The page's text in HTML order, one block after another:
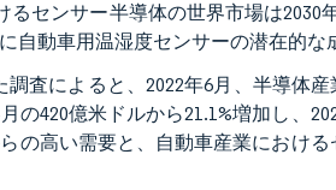
るセンサー半導体の世界市場は2030
自動車用温湿度センサーの潜在的な
査によると、2022年6月、半導体
の420億米ドルから21.1%増加し、
の高い需要と、自動車産業におけ